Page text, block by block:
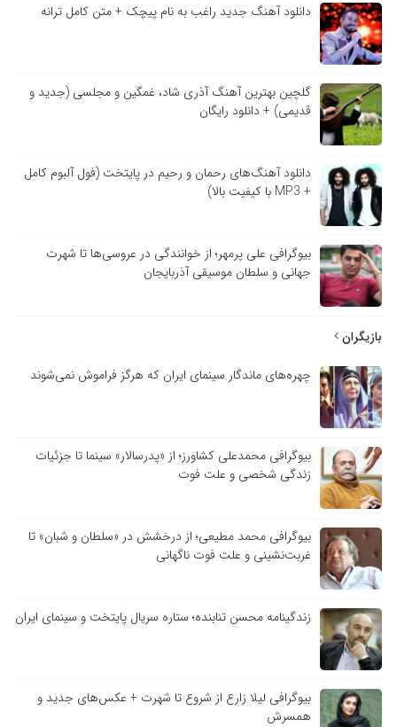
دانلود آهنگ جدید راغب به نام پیچک + متن کامل ترانه
گلچین بهترین آهنگ آذری شاد، غمگین و مجلسی (جدید و
قدیمی) + دانلود رایگان
دانلود آهنگ‌های رحمان و رحیم در پایتخت (فول آلبوم کامل
+ MP3 با کیفیت بالا)
بیوگرافی علی پرمهر؛ از خوانندگی در عروسی‌ها تا شهرت
جهانی و سلطان موسیقی آذربایجان
بازیگران
چهره‌های ماندگار سینمای ایران که هرگز فراموش نمی‌شوند
بیوگرافی محمدعلی کشاورز؛ از «پدرسالار» سینما تا جزئیات
زندگی شخصی و علت فوت
بیوگرافی محمد مطیعی؛ از درخشش در «سلطان و شبان» تا
غربت‌نشینی و علت فوت ناگهانی
زندگینامه محسن تنابنده؛ ستاره سریال پایتخت و سینمای ایران
بیوگرافی لیلا زارع از شروع تا شهرت + عکس‌های جدید و
همسرش